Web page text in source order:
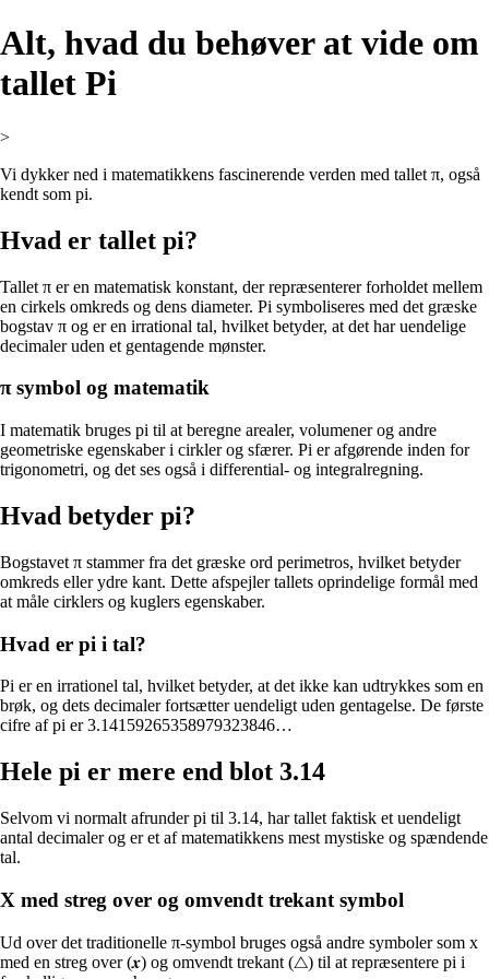
Alt, hvad du behøver at vide om
tallet Pi
>
Vi dykker ned i matematikkens fascinerende verden med tallet π, også
kendt som pi.
Hvad er tallet pi?
Tallet π er en matematisk konstant, der repræsenterer forholdet mellem
en cirkels omkreds og dens diameter. Pi symboliseres med det græske
bogstav π og er en irrational tal, hvilket betyder, at det har uendelige
decimaler uden et gentagende mønster.
π symbol og matematik
I matematik bruges pi til at beregne arealer, volumener og andre
geometriske egenskaber i cirkler og sfærer. Pi er afgørende inden for
trigonometri, og det ses også i differential- og integralregning.
Hvad betyder pi?
Bogstavet π stammer fra det græske ord perimetros, hvilket betyder
omkreds eller ydre kant. Dette afspejler tallets oprindelige formål med
at måle cirklers og kuglers egenskaber.
Hvad er pi i tal?
Pi er en irrationel tal, hvilket betyder, at det ikke kan udtrykkes som en
brøk, og dets decimaler fortsætter uendeligt uden gentagelse. De første
cifre af pi er 3.14159265358979323846…
Hele pi er mere end blot 3.14
Selvom vi normalt afrunder pi til 3.14, har tallet faktisk et uendeligt
antal decimaler og er et af matematikkens mest mystiske og spændende
tal.
X med streg over og omvendt trekant symbol
Ud over det traditionelle π-symbol bruges også andre symboler som x
med en streg over (𝒙) og omvendt trekant (△) til at repræsentere pi i